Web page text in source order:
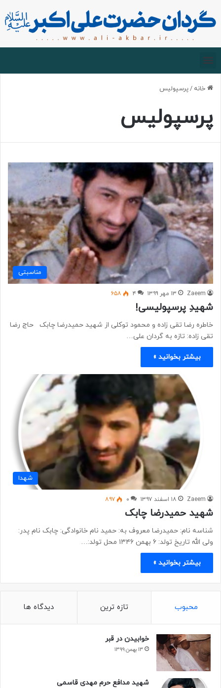
خانه /پرسپولیس
پرسپولیس
مناسبتی
Zaeem ۱۳ مهر ۱۳۹۹ ۴ ۶۵۸
شهیدِ پرسپولیسی!
خاطره رضا تقی زاده و محمود توکلی از شهید حمیدرضا چابک حاج رضا
تقی زاده: تازه به گردان علی…
بیشتر بخوانید »
شهدا
Zaeem ۱۸ اسفند ۱۳۹۷ ۰ ۸۹۷
شهید حمیدرضا چابک
شناسه نام: حمیدرضا معروف به: حمید نام خانوادگی: چابک نام پدر:
ولی الله تاریخ تولد: ۶ بهمن ۱۳۴۶ محل تولد:…
بیشتر بخوانید »
محبوب تازه ترین دیدگاه ها
خوابیدن در قبر
۱۳ بهمن ۱۳۹۹
شهید مدافع حرم مهدی قاسمی